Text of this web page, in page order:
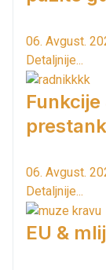
06. Avgust.
Detaljnije...
06. Avgust.
Detaljnije...
EU &